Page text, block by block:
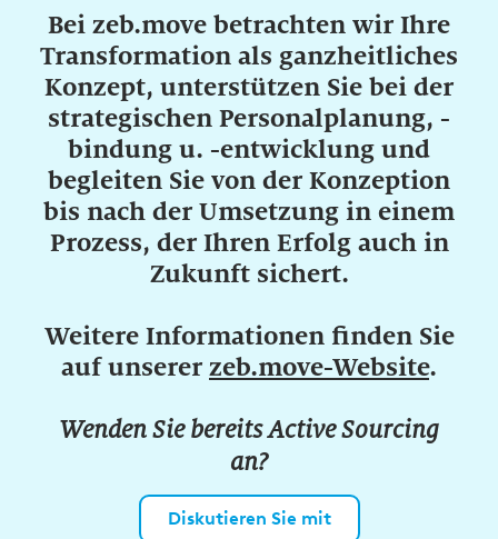
Bei zeb.move betrachten wir Ihre
Transformation als ganzheitliches
Konzept, unterstützen Sie bei der
strategischen Personalplanung, -
bindung u. -entwicklung und
begleiten Sie von der Konzeption
bis nach der Umsetzung in einem
Prozess, der Ihren Erfolg auch in
Zukunft sichert.
Weitere Informationen finden Sie
auf unserer zeb.move-Website.
Wenden Sie bereits Active Sourcing
an?
Diskutieren Sie mit